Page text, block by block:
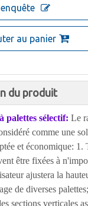
enquête
au panier
du produit
palettes sélectif: Le
comme une
et économique: 1.
être fixées à
ajustera la
de diverses
sections verticales